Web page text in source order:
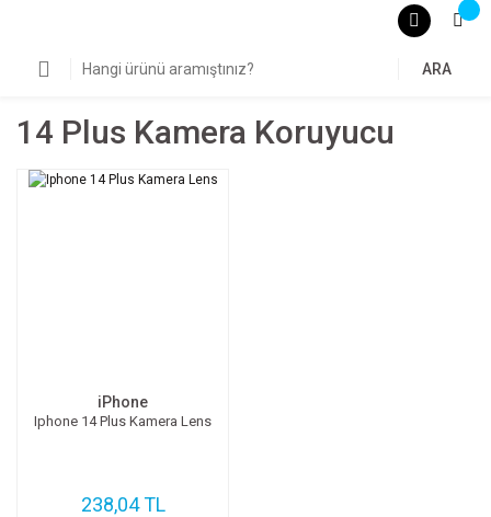
ARA
14 Plus Kamera Koruyucu
iPhone
Iphone 14 Plus Kamera Lens
238,04 TL